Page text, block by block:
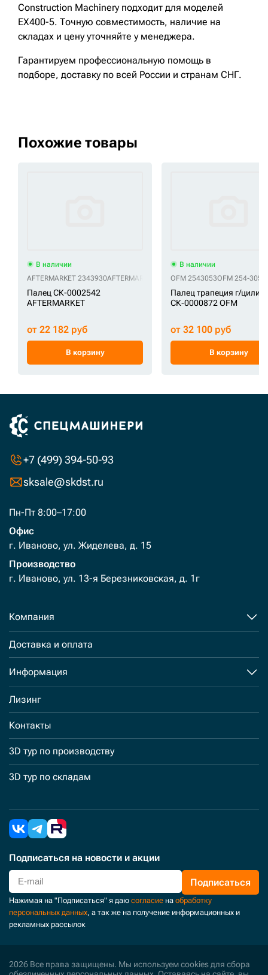
Construction Machinery подходит для моделей
EX400-5. Точную совместимость, наличие на
складах и цену уточняйте у менеджера.
Гарантируем профессиональную помощь в
подборе, доставку по всей России и странам СНГ.
Похожие товары
В наличии
AFTERMARKET 2343930AFTERMARKET 234-3930
Палец СК-0002542
AFTERMARKET
от 22 182 руб
В корзину
В наличии
OFM 2543053OFM 254-3053
Палец трапеция г/
СК-0000872 OFM
от 32 100 руб
В корзину
+7 (499) 394-50-93
sksale@skdst.ru
Пн-Пт 8:00–17:00
Офис
г. Иваново, ул. Жиделева, д. 15
Производство
г. Иваново, ул. 13-я Березниковская, д. 1г
Компания
Доставка и оплата
Информация
Лизинг
Контакты
3D тур по производству
3D тур по складам
Подписаться на новости и акции
Подписаться
Нажимая на "Подписаться" я даю согласие на обработку
персональных данных, а так же на получение информационных и
рекламных рассылок
2026 Все права защищены. Мы используем cookies для сбора